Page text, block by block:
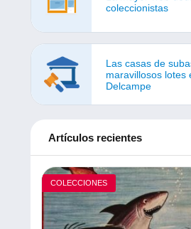
coleccionistas
Las casas de
maravillosos lotes
Delcampe
Artículos recientes
COLECCIONES